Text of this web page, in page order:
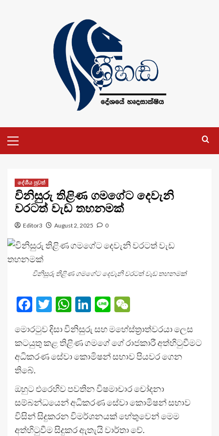
Menu
දේශීය පුවත්
විනිසුරු තිළිණ ගමගේට දෙවැනි
වරටත් වැඩ තහනමක්
Editor3 August 2, 2025 0
විනිසුරු තිළිණ ගමගේට දෙවැනි වරටත් වැඩ තහනමක්
Facebook
Twitter
WhatsApp
LinkedIn
Line
මොරටුව දිසා විනිසුරු සහ මහේස්ත්‍රාත්වරයා ලෙස
කටයුතු කළ තිළිණ ගමගේ ගේ රාජකාරී අත්හිටුවීමට
අධිකරණ සේවා කොමිෂන් සභාව පියවර ගෙන
තිබේ.
ඔහුට එරෙහිව පවතින විෂමාචාර චෝදනා
සම්බන්ධයෙන් අධිකරණ සේවා කොමිෂන් සභාව
විසින් සිදුකරන විමර්ශනයක් හේතුවෙන් මෙම
අත්හිටුවීම සිදුකර ඇතැයි වාර්තා වේ.